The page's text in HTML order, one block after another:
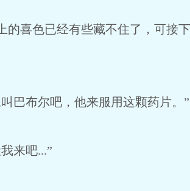
的喜色已经有些藏不住了，可接
巴布尔吧，他来服用这颗药片。”
来吧...”